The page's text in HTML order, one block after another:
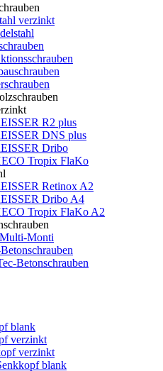
verzinkt
R2 plus
DNS plus
Dribo
Tropix FlaKo
Retinox A2
Dribo A4
Tropix FlaKo A2
Monti
Betonschrauben
blank
verzinkt
verzinkt
blank